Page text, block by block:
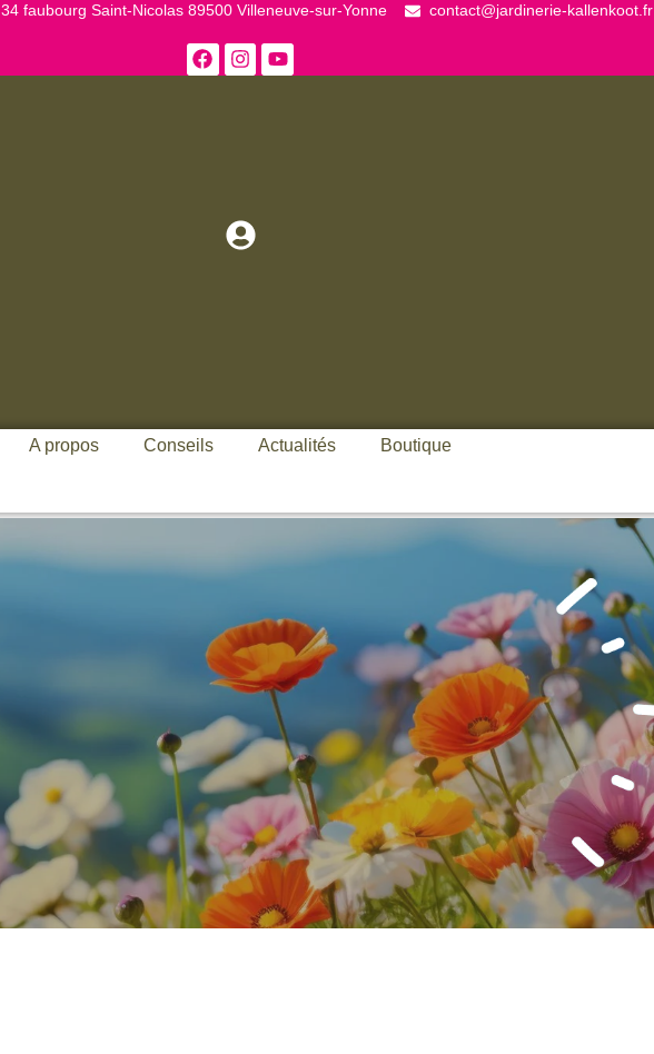
34 faubourg Saint-Nicolas 89500 Villeneuve-sur-Yonne contact@jardinerie-kallenkoot.fr
A propos Conseils Actualités Boutique